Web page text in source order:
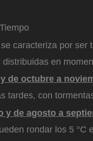
se caracteriza por ser
en
de octubre a
tardes, con
y de agosto a
rondar los 5 °C